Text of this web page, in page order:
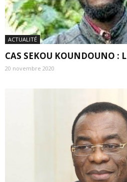
ACTUALITÉ
CAS SEKOU KOUNDOUNO :
20 novembre 2020